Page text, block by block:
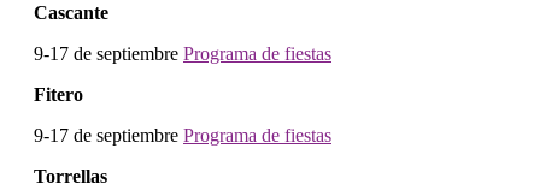
Cascante
9-17 de septiembre Programa de fiestas
Fitero
9-17 de septiembre Programa de fiestas
Torrellas